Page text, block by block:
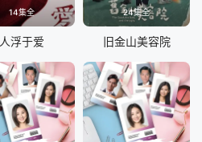
14集全
人浮于爱
24集全
旧金山美容院